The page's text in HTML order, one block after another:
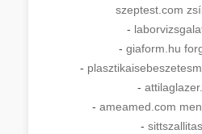
szeptest.com
-
- giaform.hu
-
-
- ameamed.com
-